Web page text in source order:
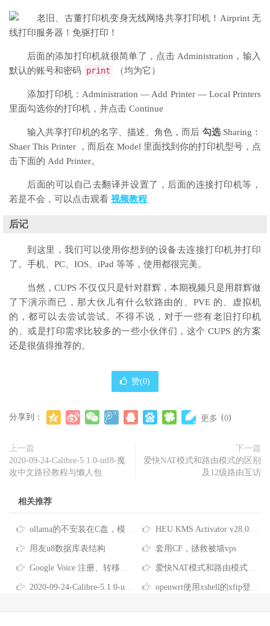
后面的添加打印机就很简单了，点击 Administration，输入
默认的账号和密码 print （均为它）
添加打印机：Administration — Add Printer — Local Printers
里面勾选你的打印机，并点击 Continue
输入共享打印机的名字、描述、角色，而后 勾选Sharing：
Shaer This Printer ，而后在 Model 里面找到你的打印机型号，点
击下面的 Add Printer。
后面的可以自己去翻译并设置了，后面的连接打印机等，
若是不会，可以点击观看 视频教程
后记
到这里，我们可以使用你想到的设备去连接打印机并打印
了。手机、PC、IOS、iPad 等等，使用都很完美。
当然，CUPS 不仅仅只是针对群辉，本期视频只是用群辉做
了下演示而已，那大伙儿有什么软路由的、PVE 的、虚拟机
的，都可以去尝试尝试。不得不说，对于一些有老旧打印机
的、或是打印需求比较多的一些小伙伴们，这个 CUPS 的方案
还是很值得推荐的。
赞(0)
分享到： 更多 (0)
上一篇
2020-09-24-Calibre-5.1.0-utf8-魔
改中文路径教程与懒人包
下一篇
爱快NAT模式和路由模式的区别
及12级路由互访
相关推荐
ollama的不安装在C盘，模型下载到其他盘 HEU KMS Activator v28.0.0 全能系统数字许可激活工具
用友u8数据库表结构 套用CF，拯救被墙vps
Google Voice 注册、转移、使用教程 爱快NAT模式和路由模式的区别及12级路由互访
2020-09-24-Calibre-5.1.0-utf8-魔改中文路径教程与懒人包 openwrt使用xshell的xftp登录的方法